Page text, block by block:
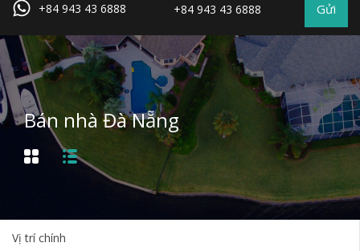
+84 943 43 6888 +84 943 43 6888 Gửi
Bán nhà Đà Nẵng
Vị trí chính